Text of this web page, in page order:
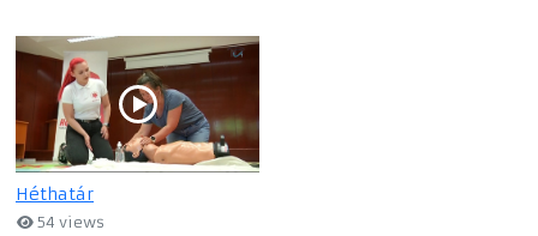
Héthatár
54 views